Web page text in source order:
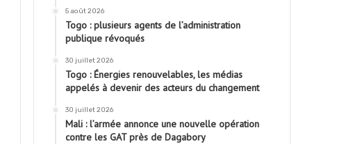
5 août 2026
Togo : plusieurs agents de l’administration
publique révoqués
30 juillet 2026
Togo : Énergies renouvelables, les médias
appelés à devenir des acteurs du changement
30 juillet 2026
Mali : l’armée annonce une nouvelle opération
contre les GAT près de Dagabory